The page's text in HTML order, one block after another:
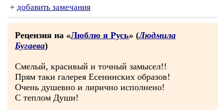
+ добавить замечания
Рецензия на «Люблю я Русь» (Людмила
Бугаева)
Смелый, красивый и точный замысел!!
Прям таки галерея Есенинских образов!
Очень душевно и лирично исполнено!
С теплом Души!